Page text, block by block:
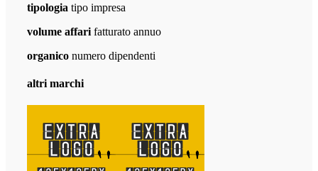
tipologia tipo impresa
volume affari fatturato annuo
organico numero dipendenti
altri marchi